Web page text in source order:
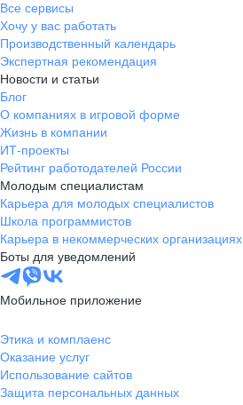
Все сервисы
Хочу у вас работать
Производственный календарь
Экспертная рекомендация
Новости и статьи
Блог
О компаниях в игровой форме
Жизнь в компании
ИТ-проекты
Рейтинг работодателей России
Молодым специалистам
Карьера для молодых специалистов
Школа программистов
Карьера в некоммерческих организациях
Боты для уведомлений
Мобильное приложение
Этика и комплаенс
Оказание услуг
Использование сайтов
Защита персональных данных